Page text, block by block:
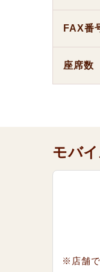
FAX番
座席数
モバ
※店舗で